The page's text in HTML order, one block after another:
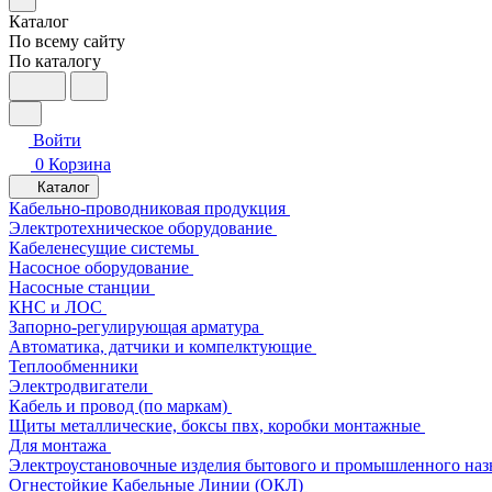
Каталог
По всему сайту
По каталогу
Войти
0 Корзина
Каталог
Кабельно-проводниковая продукция
Электротехническое оборудование
Кабеленесущие системы
Насосное оборудование
Насосные станции
КНС и ЛОС
Запорно-регулирующая арматура
Автоматика, датчики и компелктующие
Теплообменники
Электродвигатели
Кабель и провод (по маркам)
Щиты металлические, боксы пвх, коробки монтажные
Для монтажа
Электроустановочные изделия бытового и промышленного
Огнестойкие Кабельные Линии (ОКЛ)